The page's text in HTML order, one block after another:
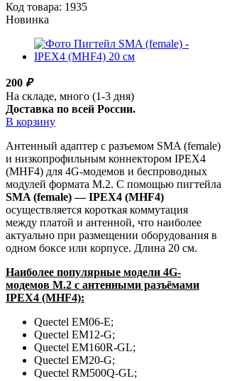
Код товара: 1935
Новинка
200 ₽
На складе, много (1-3 дня)
Доставка по всей России.
В корзину
Антенный адаптер с разъемом SMA (female)
и низкопрофильным коннектором IPEX4
(MHF4) для 4G-модемов и беспроводных
модулей формата M.2. С помощью пигтейла
SMA (female) — IPEX4 (MHF4)
осуществляется короткая коммутация
между платой и антенной, что наиболее
актуально при размещении оборудования в
одном боксе или корпусе. Длина 20 см.
Наиболее популярные модели 4G-
модемов M.2 с антенными разъёмами
IPEX4 (MHF4):
Quectel EM06-E;
Quectel EM12-G;
Quectel EM160R-GL;
Quectel EM20-G;
Quectel RM500Q-GL;